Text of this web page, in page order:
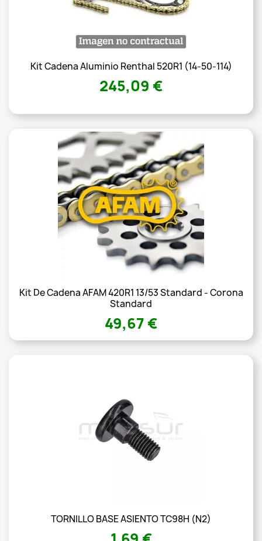
Kit Cadena Aluminio Renthal 520R1 (14-50-114)
245,09 €
Kit De Cadena AFAM 420R1 13/53 Standard - Corona
Standard
49,67 €
TORNILLO BASE ASIENTO TC98H (N2)